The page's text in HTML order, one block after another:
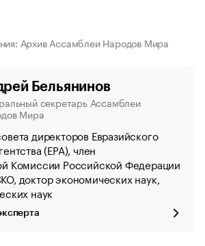
Архив Ассамблеи Народов Мира
Бельянинов
секретарь Ассамблеи
Мира
директоров Евразийского
(ЕРА), член
Комиссии Российской Федерации
доктор экономических наук,
наук